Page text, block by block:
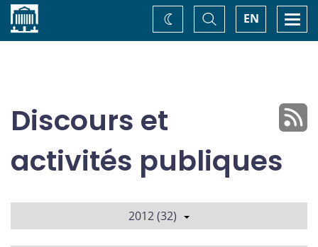
Accueil EN
Basculer
la
recherche
Changez
de
Discours et
activités publiques
2012 (32)